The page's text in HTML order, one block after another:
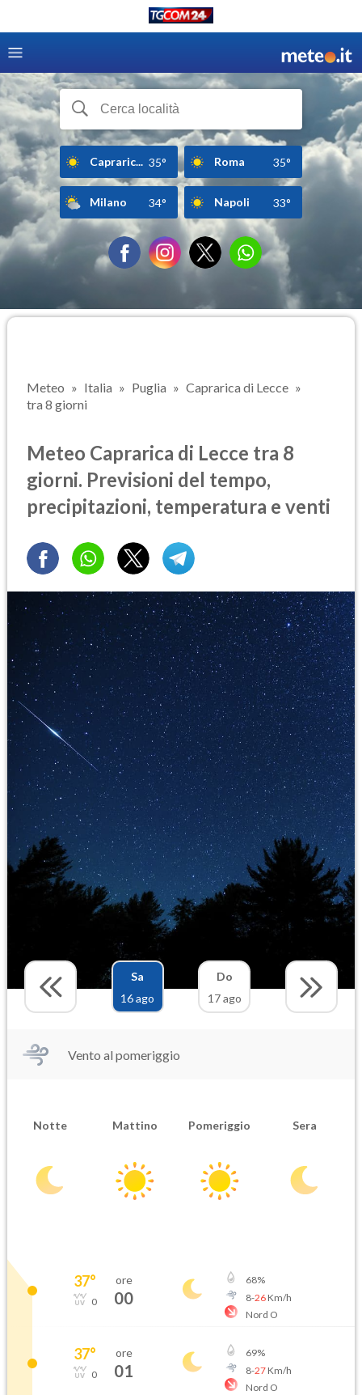
Capraric... 35° Roma 35°
Milano 34° Napoli 33°
Meteo Italia Puglia
Caprarica di Lecce
tra 8 giorni
Meteo Caprarica di Lecce tra 8
giorni. Previsioni del tempo,
precipitazioni, temperatura e venti
Sa
16 ago
Do
17 ago
Vento al pomeriggio
Notte Mattino Pomeriggio Sera
37°
0
ore
00
68%
8-26Km/h
Nord O
37°
0
ore
01
69%
8-27Km/h
Nord O